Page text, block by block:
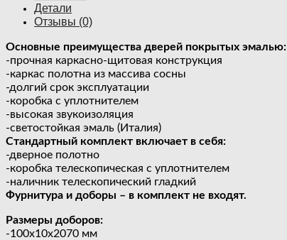
Детали
Отзывы (0)
Основные преимущества дверей покрытых эмалью:
-прочная каркасно-щитовая конструкция
-каркас полотна из массива сосны
-долгий срок эксплуатации
-коробка с уплотнителем
-высокая звукоизоляция
-светостойкая эмаль (Италия)
Стандартный комплект включает в себя:
-дверное полотно
-коробка телескопическая с уплотнителем
-наличник телескопический гладкий
Фурнитура и доборы – в комплект не входят.
Размеры доборов:
-100х10х2070 мм